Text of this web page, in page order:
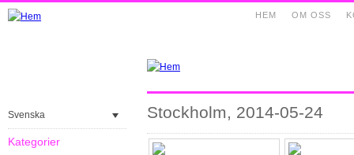
OM OSS
HEM
Svenska
Kategorier
Stockholm, 2014-05-24